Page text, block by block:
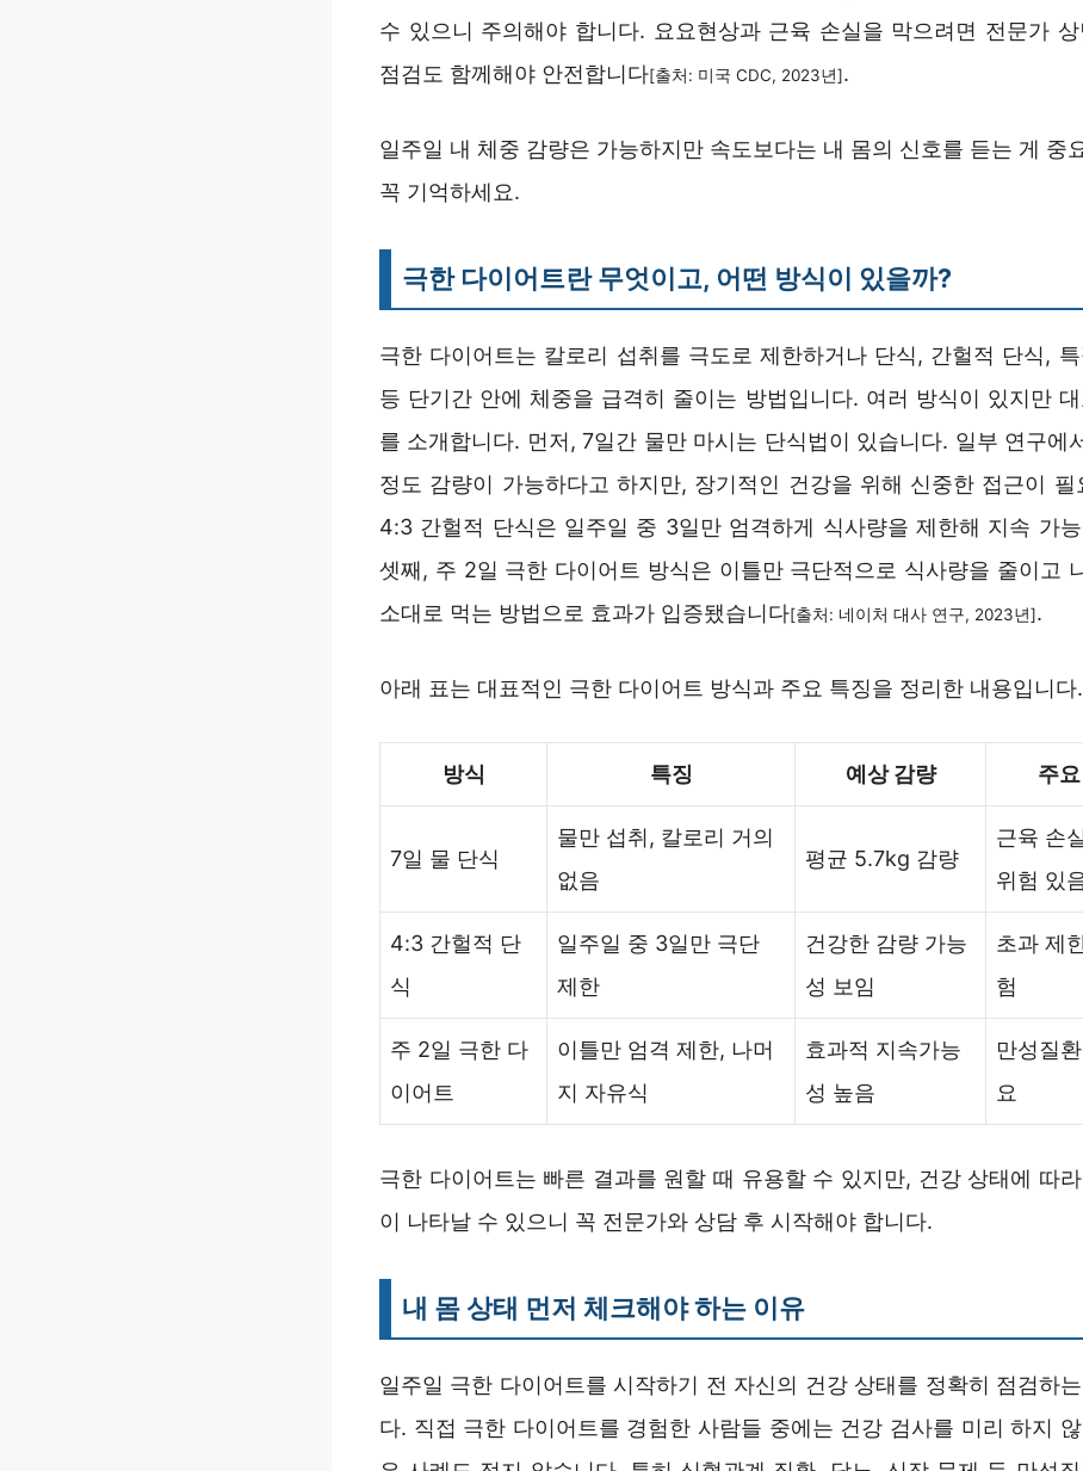
수 있으니 주의해야 합니다. 요요현상과 근육 손실을 막으려면 전문가
점검도 함께해야 안전합니다[출처: 미국 CDC, 2023년].
일주일 내 체중 감량은 가능하지만 속도보다는 내 몸의 신호를 듣는 게 중
꼭 기억하세요.
극한 다이어트란 무엇이고, 어떤 방식이 있을까?
극한 다이어트는 칼로리 섭취를 극도로 제한하거나 단식, 간헐적 단식,
등 단기간 안에 체중을 급격히 줄이는 방법입니다. 여러 방식이 있지만
를 소개합니다. 먼저, 7일간 물만 마시는 단식법이 있습니다. 일부 연구에
정도 감량이 가능하다고 하지만, 장기적인 건강을 위해 신중한 접근이 필
4:3 간헐적 단식은 일주일 중 3일만 엄격하게 식사량을 제한해 지속 가
셋째, 주 2일 극한 다이어트 방식은 이틀만 극단적으로 식사량을 줄이고
소대로 먹는 방법으로 효과가 입증됐습니다[출처: 네이처 대사 연구, 2023년].
아래 표는 대표적인 극한 다이어트 방식과 주요 특징을 정리한 내용입니다.
방식 특징 예상 감량 주
7일 물 단식
물만 섭취, 칼로리 거의
없음
평균 5.7kg 감량
근육 손
위험 있
4:3 간헐적 단
식
일주일 중 3일만 극단
제한
건강한 감량 가능
성 보임
초과 제
험
주 2일 극한 다
이어트
이틀만 엄격 제한, 나머
지 자유식
효과적 지속가능
성 높음
만성질
요
극한 다이어트는 빠른 결과를 원할 때 유용할 수 있지만, 건강 상태에 따
이 나타날 수 있으니 꼭 전문가와 상담 후 시작해야 합니다.
내 몸 상태 먼저 체크해야 하는 이유
일주일 극한 다이어트를 시작하기 전 자신의 건강 상태를 정확히 점검하
다. 직접 극한 다이어트를 경험한 사람들 중에는 건강 검사를 미리 하지